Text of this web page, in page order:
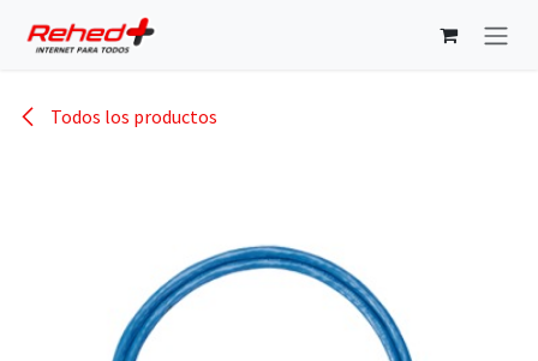
Todos los productos